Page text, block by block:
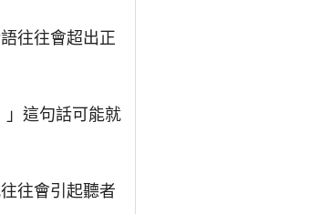
往往會超出正
」這句話可能就
往會引起聽者